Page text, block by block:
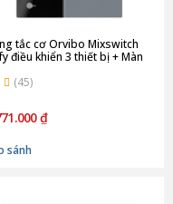
tắc cơ Orvibo Mixswitch
điều khiển 3 thiết bị + Màn
(45)
₫
sánh